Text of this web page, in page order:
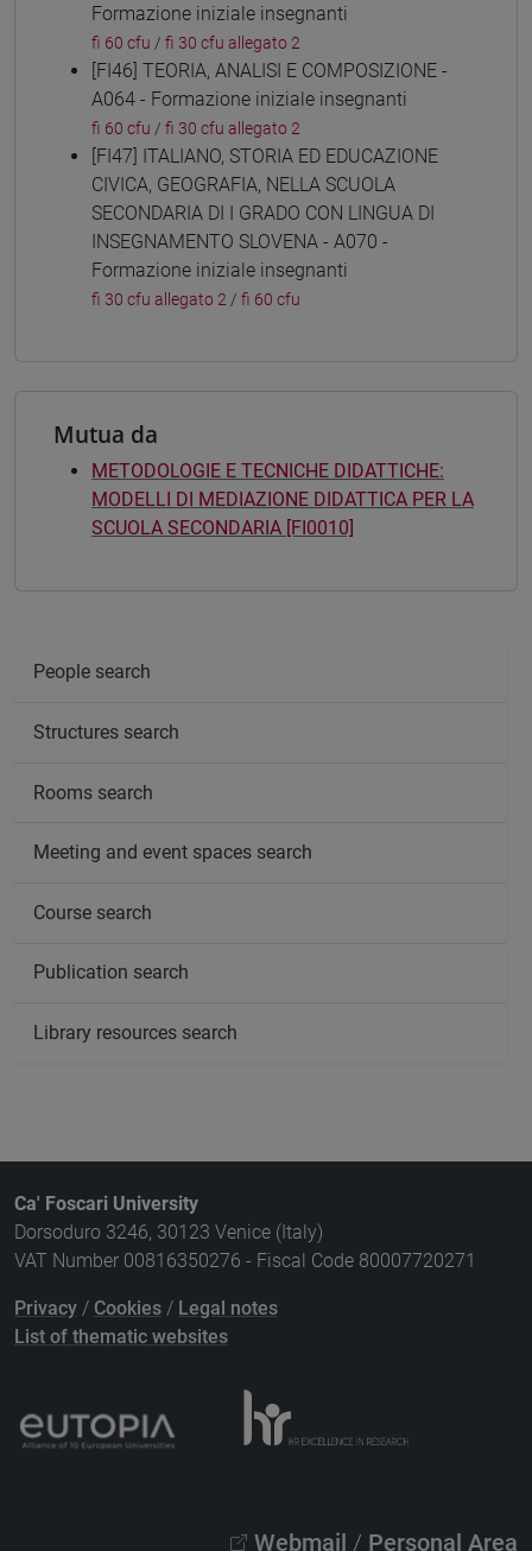
Formazione iniziale insegnanti
fi 60 cfu / fi 30 cfu allegato 2
[FI46] TEORIA, ANALISI E COMPOSIZIONE -
A064 - Formazione iniziale insegnanti
fi 60 cfu / fi 30 cfu allegato 2
[FI47] ITALIANO, STORIA ED EDUCAZIONE
CIVICA, GEOGRAFIA, NELLA SCUOLA
SECONDARIA DI I GRADO CON LINGUA DI
INSEGNAMENTO SLOVENA - A070 -
Formazione iniziale insegnanti
fi 30 cfu allegato 2 / fi 60 cfu
Mutua da
METODOLOGIE E TECNICHE DIDATTICHE:
MODELLI DI MEDIAZIONE DIDATTICA PER LA
SCUOLA SECONDARIA [FI0010]
People search
Structures search
Rooms search
Meeting and event spaces search
Course search
Publication search
Library resources search
Ca' Foscari University
Dorsoduro 3246, 30123 Venice (Italy)
VAT Number 00816350276 - Fiscal Code 80007720271
Privacy / Cookies / Legal notes
List of thematic websites
Webmail / Personal Area